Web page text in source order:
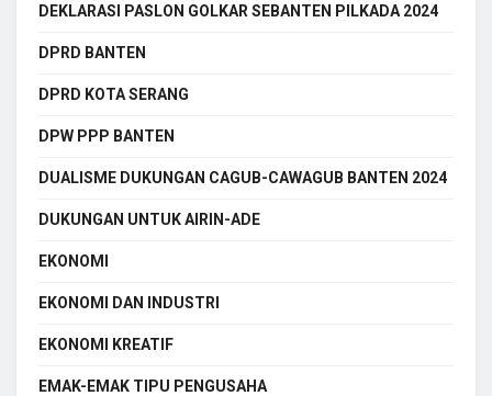
DEKLARASI PASLON GOLKAR SEBANTEN PILKADA 2024
DPRD BANTEN
DPRD KOTA SERANG
DPW PPP BANTEN
DUALISME DUKUNGAN CAGUB-CAWAGUB BANTEN 2024
DUKUNGAN UNTUK AIRIN-ADE
EKONOMI
EKONOMI DAN INDUSTRI
EKONOMI KREATIF
EMAK-EMAK TIPU PENGUSAHA